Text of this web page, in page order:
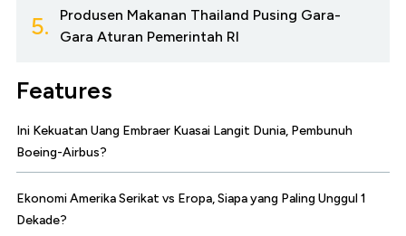
5.
Produsen Makanan Thailand Pusing Gara-
Gara Aturan Pemerintah RI
Features
Ini Kekuatan Uang Embraer Kuasai Langit Dunia, Pembunuh
Boeing-Airbus?
Ekonomi Amerika Serikat vs Eropa, Siapa yang Paling Unggul 1
Dekade?